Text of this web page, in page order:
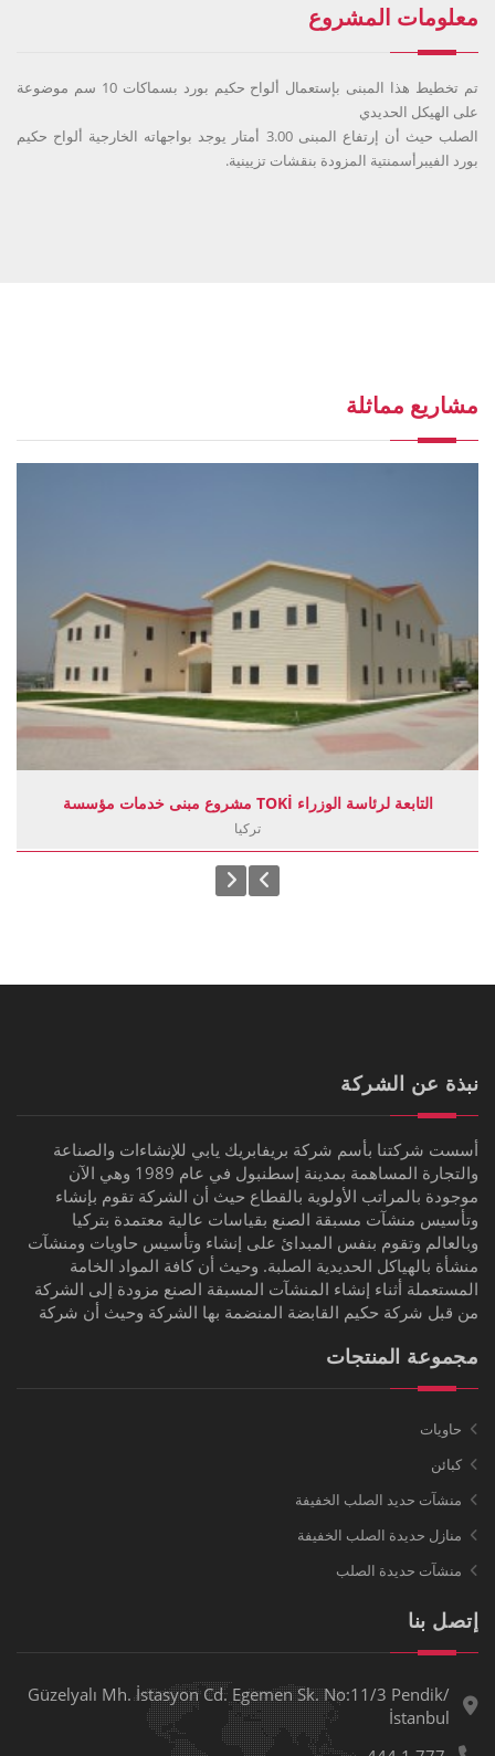
معلومات المشروع
تم تخطيط هذا المبنى بإستعمال ألواح حكيم بورد بسماكات 10 سم موضوعة
على الهيكل الحديدي
الصلب حيث أن إرتفاع المبنى 3.00 أمتار يوجد بواجهاته الخارجية ألواح حكيم
بورد الفيبرأسمنتية المزودة بنقشات تزيينية.
مشاريع مماثلة
مشروع مبنى خدمات مؤسسة TOKİ التابعة لرئاسة الوزراء
تركيا
نبذة عن الشركة
أسست شركتنا بأسم شركة بريفابريك يابي للإنشاءات والصناعة
والتجارة المساهمة بمدينة إسطنبول في عام 1989 وهي الآن
موجودة بالمراتب الأولوية بالقطاع حيث أن الشركة تقوم بإنشاء
وتأسيس منشآت مسبقة الصنع بقياسات عالية معتمدة بتركيا
وبالعالم وتقوم بنفس المبدائ على إنشاء وتأسيس حاويات ومنشآت
منشأة بالهياكل الحديدية الصلبة. وحيث أن كافة المواد الخامة
المستعملة أثناء إنشاء المنشآت المسبقة الصنع مزودة إلى الشركة
من قبل شركة حكيم القابضة المنضمة بها الشركة وحيث أن شركة
مجموعة المنتجات
حاويات
كبائن
منشآت حديد الصلب الخفيفة
منازل حديدة الصلب الخفيفة
منشآت حديدة الصلب
إتصل بنا
Güzelyalı Mh. İstasyon Cd. Egemen Sk. No:11/3 Pendik/
İstanbul